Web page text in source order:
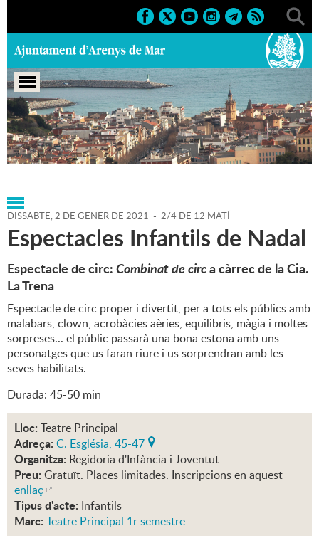
Portada > Regidories > Infància i Joventut > Agenda > 02-
01-2021
DISSABTE,2 DE GENER DE 2021 - 2/4 DE 12 MATÍ
Espectacles Infantils de Nadal
Espectacle de circ:Combinat de circa càrrec de la Cia.
La Trena
Espectacle de circ proper i divertit, per a tots els públics amb
malabars, clown, acrobàcies aèries, equilibris, màgia i moltes
sorpreses... el públic passarà una bona estona amb uns
personatges que us faran riure i us sorprendran amb les
seves habilitats.
Durada: 45-50 min
Lloc: Teatre Principal
Adreça: C. Església, 45-47
Organitza: Regidoria d'Infància i Joventut
Preu: Gratuït. Places limitades. Inscripcions en aquest
enllaç
Tipus d'acte: Infantils
Marc: Teatre Principal 1r semestre